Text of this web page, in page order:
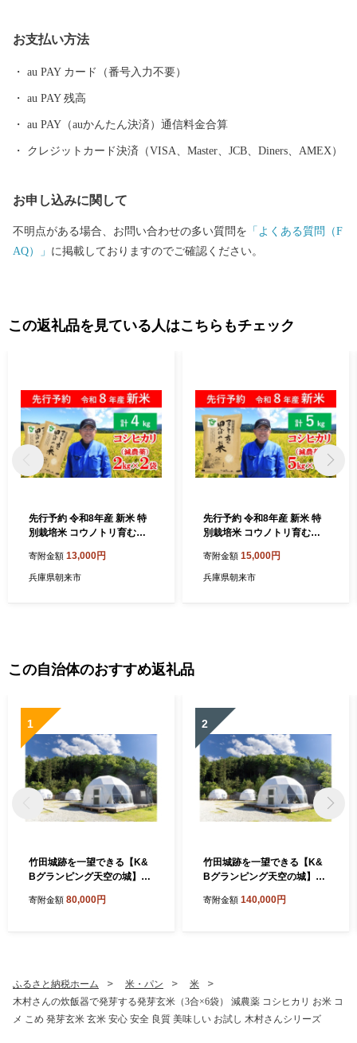
連遺構として「生野銀山」や「神子畑選鉱場跡」などがありま
べて余すところなく食べられるのが特長です。 ふるさと納税の返
礼品としても大変人気があり、鍋物や天ぷら、焼きねぎなどで食
べると美味しさが引き立ちます。 これらの観光資源、歴史遺産、
お支払い方法
au PAY カード（番号入力不要）
au PAY 残高
au PAY（auかんたん決済）通信料金合算
クレジットカード決済（VISA、Master、JCB、Diners、AMEX）
お申し込みに関して
不明点がある場合、お問い合わせの多い質問を 「よくある質問（F
AQ）」 に掲載しておりますのでご確認ください。
この返礼品を見ている人はこちらもチェック
先行予約 令和8年産 新米 特
別栽培米 コウノトリ育む田
【 先行予約 令和8年産 新米
減農薬 コシヒカリ お米 安心
寄附金額 13,000円
兵庫県朝来市
先行予約 令和8年産 新米 特
別栽培米 コウノトリ育む田
【 先行予約 令和8年産 新米
減農薬 コシヒカリ お米 安心
寄附金額 15,000円
兵庫県朝来市
この自治体のおすすめ返礼品
1
竹田城跡を一望できる【K&
Bグランピング天空の城】素
寄附金額 80,000円
2
竹田城跡を一望できる【K&
Bグランピング天空の城】１
寄附金額 140,000円
ふるさと納税ホーム 米・パン
米
木村さんの炊飯器で発芽する発芽玄米（3合×6袋） 減農薬 コシヒカリ お米 コ
メ こめ 発芽玄米 玄米 安心 安全 良質 美味しい お試し 木村さんシリーズ